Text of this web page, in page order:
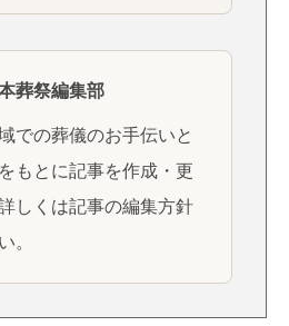
葬祭編集部
での葬儀のお手伝いと
もとに記事を作成・更
しくは記事の編集方針
。